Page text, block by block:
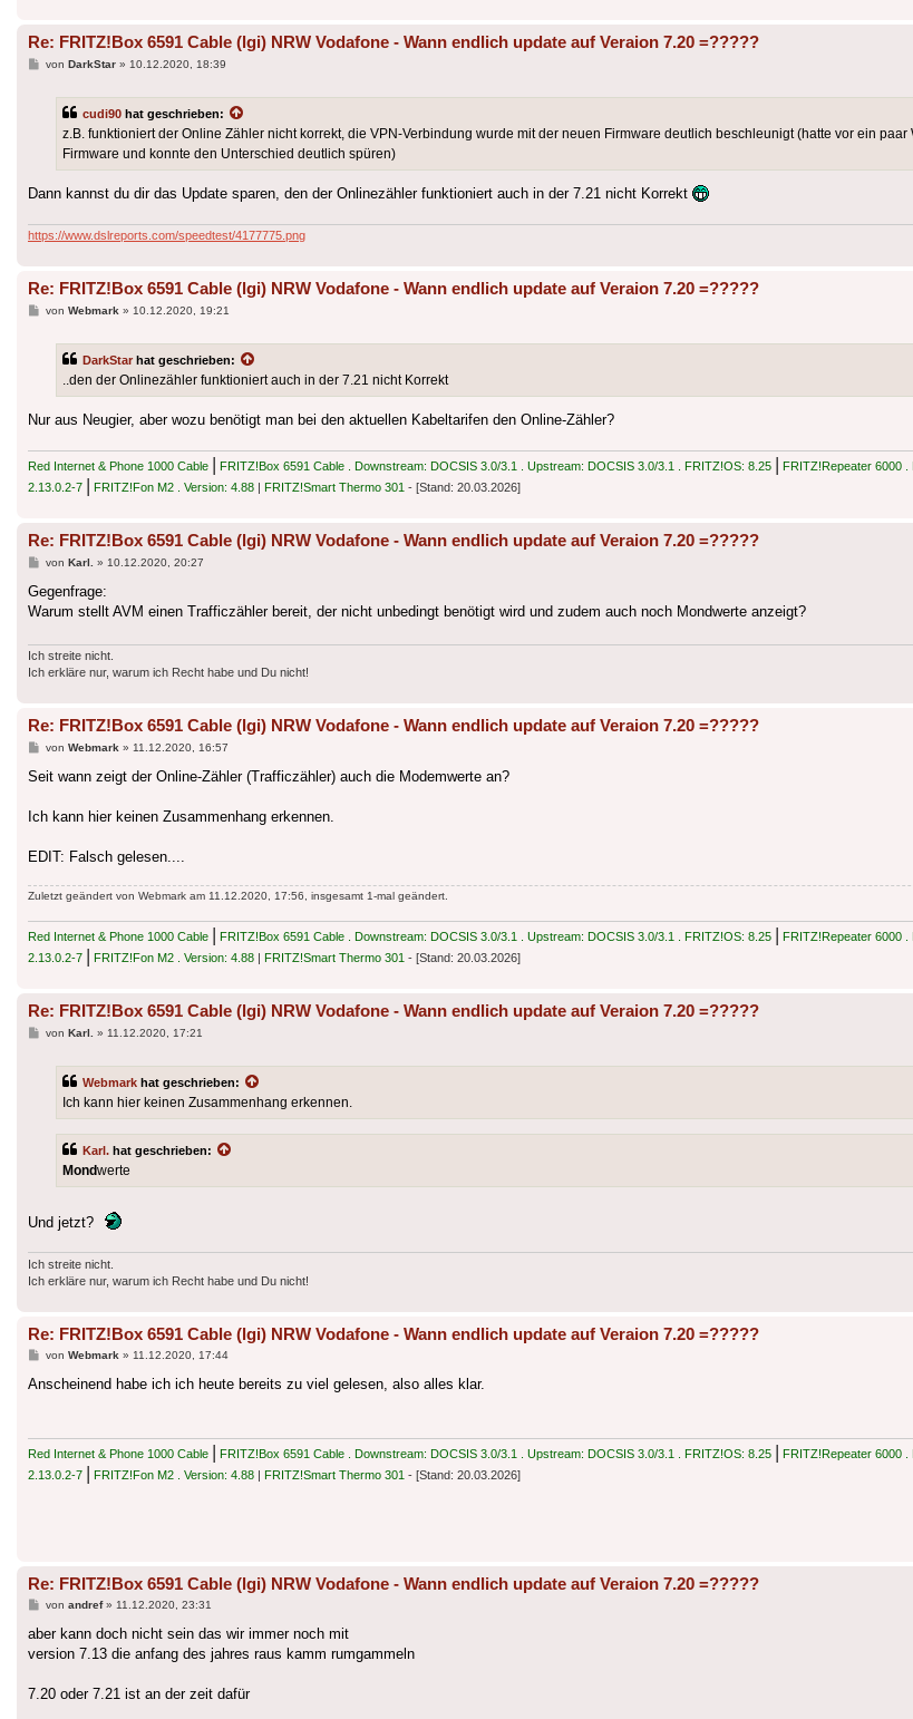
Re: FRITZ!Box 6591 Cable (lgi) NRW Vodafone - Wann endlich update auf Veraion 7.20 =?????
Beitrag
von DarkStar» 10.12.2020, 18:39
cudi90 hat geschrieben:
z.B. funktioniert der Online Zähler nicht korrekt, die VPN-Verbindung wurde mit der neuen Firmware deutlich beschleunigt (hatte vor ein
Firmware und konnte den Unterschied deutlich spüren)
Dann kannst du dir das Update sparen, den der Onlinezähler funktioniert auch in der 7.21 nicht Korrekt
https://www.dslreports.com/speedtest/4177775.png
Re: FRITZ!Box 6591 Cable (lgi) NRW Vodafone - Wann endlich update auf Veraion 7.20 =?????
Beitrag
von Webmark » 10.12.2020, 19:21
DarkStar hat geschrieben:
..den der Onlinezähler funktioniert auch in der 7.21 nicht Korrekt
Nur aus Neugier, aber wozu benötigt man bei den aktuellen Kabeltarifen den Online-Zähler?
Red Internet & Phone 1000 Cable | FRITZ!Box 6591 Cable . Downstream: DOCSIS 3.0/3.1 . Upstream: DOCSIS 3.0/3.1 . FRITZ!OS: 8.25 | FRITZ!Repeater 6000 .
2.13.0.2-7 | FRITZ!Fon M2 . Version: 4.88 | FRITZ!Smart Thermo 301 - [Stand: 20.03.2026]
Re: FRITZ!Box 6591 Cable (lgi) NRW Vodafone - Wann endlich update auf Veraion 7.20 =?????
Beitrag
von Karl. » 10.12.2020, 20:27
Gegenfrage:
Warum stellt AVM einen Trafficzähler bereit, der nicht unbedingt benötigt wird und zudem auch noch Mondwerte anzeigt?
Ich streite nicht.
Ich erkläre nur, warum ich Recht habe und Du nicht!
Re: FRITZ!Box 6591 Cable (lgi) NRW Vodafone - Wann endlich update auf Veraion 7.20 =?????
Beitrag
von Webmark » 11.12.2020, 16:57
Seit wann zeigt der Online-Zähler (Trafficzähler) auch die Modemwerte an?
Ich kann hier keinen Zusammenhang erkennen.
EDIT: Falsch gelesen....
Zuletzt geändert von Webmark am 11.12.2020, 17:56, insgesamt 1-mal geändert.
Red Internet & Phone 1000 Cable FRITZ!Box 6591 Cable . Downstream: DOCSIS 3.0/3.1 . Upstream: DOCSIS 3.0/3.1 . FRITZ!OS: 8.25 FRITZ!Repeater 6000
2.13.0.2-7
FRITZ!Fon M2 . Version: 4.88 FRITZ!Smart Thermo 301 - [Stand: 20.03.2026]
Re: FRITZ!Box 6591 Cable (lgi) NRW Vodafone - Wann endlich update auf Veraion 7.20 =?????
Beitrag
von Karl. » 11.12.2020, 17:21
Webmark hat geschrieben:
Ich kann hier keinen Zusammenhang erkennen.
Karl. hat geschrieben:
Mondwerte
Und jetzt?
Ich streite nicht.
Ich erkläre nur, warum ich Recht habe und Du nicht!
Re: FRITZ!Box 6591 Cable (lgi) NRW Vodafone - Wann endlich update auf Veraion 7.20 =?????
Beitrag
von Webmark » 11.12.2020, 17:44
Anscheinend habe ich ich heute bereits zu viel gelesen, also alles klar.
Red Internet & Phone 1000 Cable | FRITZ!Box 6591 Cable . Downstream: DOCSIS 3.0/3.1 . Upstream: DOCSIS 3.0/3.1 . FRITZ!OS: 8.25 | FRITZ!Repeater 6000 .
2.13.0.2-7 | FRITZ!Fon M2 . Version: 4.88 | FRITZ!Smart Thermo 301 - [Stand: 20.03.2026]
Re: FRITZ!Box 6591 Cable (lgi) NRW Vodafone - Wann endlich update auf Veraion 7.20 =?????
Beitrag
von andref» 11.12.2020, 23:31
aber kann doch nicht sein das wir immer noch mit
version 7.13 die anfang des jahres raus kamm rumgammeln
7.20 oder 7.21 ist an der zeit dafür